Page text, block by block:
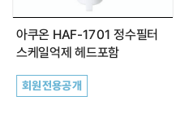
아쿠온 HAF-1701 정수필터
스케일억제 헤드포함
회원전용공개